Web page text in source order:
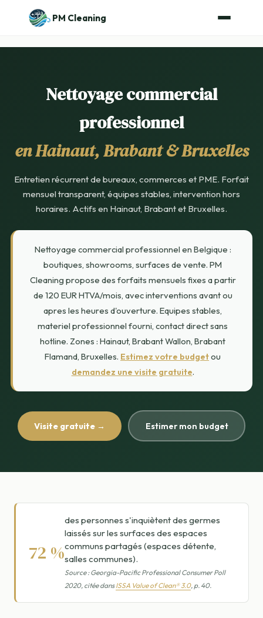
PM Cleaning
Nettoyage commercial
professionnel
en Hainaut, Brabant & Bruxelles
Entretien récurrent de bureaux, commerces et PME. Forfait
mensuel transparent, équipes stables, intervention hors
horaires. Actifs en Hainaut, Brabant et Bruxelles.
Nettoyage commercial professionnel en Belgique :
boutiques, showrooms, surfaces de vente. PM
Cleaning propose des forfaits mensuels fixes a partir
de 120 EUR HTVA/mois, avec interventions avant ou
apres les heures d'ouverture. Equipes stables,
materiel professionnel fourni, contact direct sans
hotline. Zones : Hainaut, Brabant Wallon, Brabant
Flamand, Bruxelles. Estimez votre budgetou
demandez une visite gratuite.
Visite gratuite → Estimer mon budget
72 %
des personnes s'inquiètent des germes
laissés sur les surfaces des espaces
communs partagés (espaces détente,
salles communes).
Source : Georgia-Pacific Professional Consumer Poll
2020, citée dansISSA Value of Clean® 3.0, p. 40.